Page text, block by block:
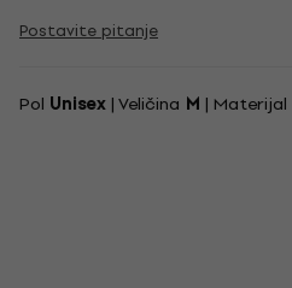
Postavite pitanje
Pol Unisex | Veličina M | Materijal